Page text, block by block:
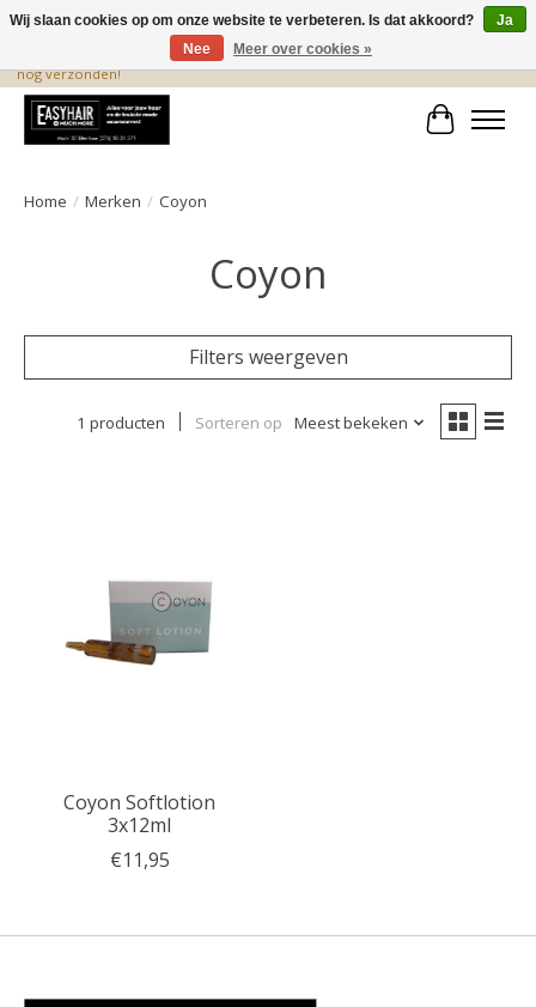
De beste produkten staan hier! Voor 15.00 uur besteld, wordt dezelfde dag
nog verzonden!
Home / Merken / Coyon
Coyon
Filters weergeven
1 producten Sorteren op Meest bekeken
Coyon Softlotion
3x12ml
€11,95
Wij slaan cookies op om onze website te verbeteren. Is dat akkoord?
Ja
Nee
Meer over cookies »